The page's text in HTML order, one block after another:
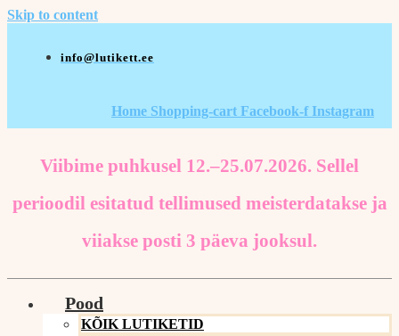
Skip to content
info@lutikett.ee
Home Shopping-cart Facebook-f Instagram
Viibime puhkusel 12.–25.07.2026. Sellel
perioodil esitatud tellimused meisterdatakse ja
viiakse posti 3 päeva jooksul.
Pood
KÕIK LUTIKETID